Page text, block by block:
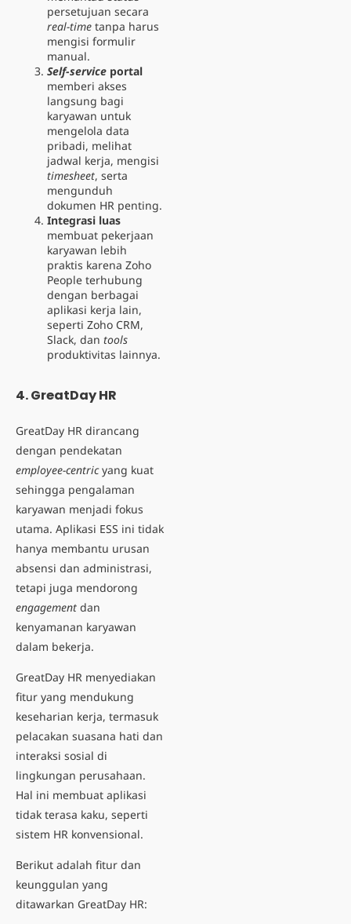
persetujuan secara
real-time tanpa harus
mengisi formulir
manual.
Self-service portal
memberi akses
langsung bagi
karyawan untuk
mengelola data
pribadi, melihat
jadwal kerja, mengisi
timesheet, serta
mengunduh
dokumen HR penting.
Integrasi luas
membuat pekerjaan
karyawan lebih
praktis karena Zoho
People terhubung
dengan berbagai
aplikasi kerja lain,
seperti Zoho CRM,
Slack, dan tools
produktivitas lainnya.
4. GreatDay HR
GreatDay HR dirancang
dengan pendekatan
employee-centricyang kuat
sehingga pengalaman
karyawan menjadi fokus
utama. Aplikasi ESS ini tidak
hanya membantu urusan
absensi dan administrasi,
tetapi juga mendorong
engagement dan
kenyamanan karyawan
dalam bekerja.
GreatDay HR menyediakan
fitur yang mendukung
keseharian kerja, termasuk
pelacakan suasana hati dan
interaksi sosial di
lingkungan perusahaan.
Hal ini membuat aplikasi
tidak terasa kaku, seperti
sistem HR konvensional.
Berikut adalah fitur dan
keunggulan yang
ditawarkan GreatDay HR: